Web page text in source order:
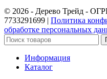
©️ 2026 - Дерево Трейд -
7733291699 | Политика
обработке персональных
Информация
Каталог